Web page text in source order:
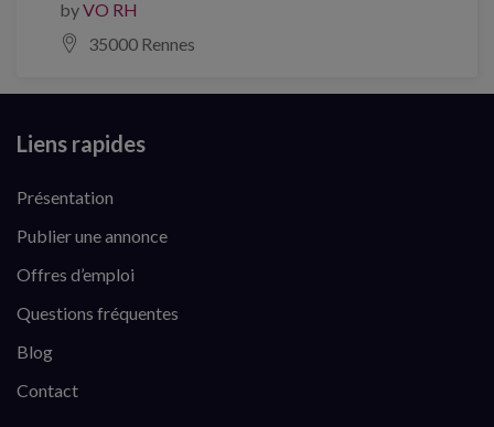
byVO RH
35000 Rennes
Liens rapides
Présentation
Publier une annonce
Offres d’emploi
Questions fréquentes
Blog
Contact